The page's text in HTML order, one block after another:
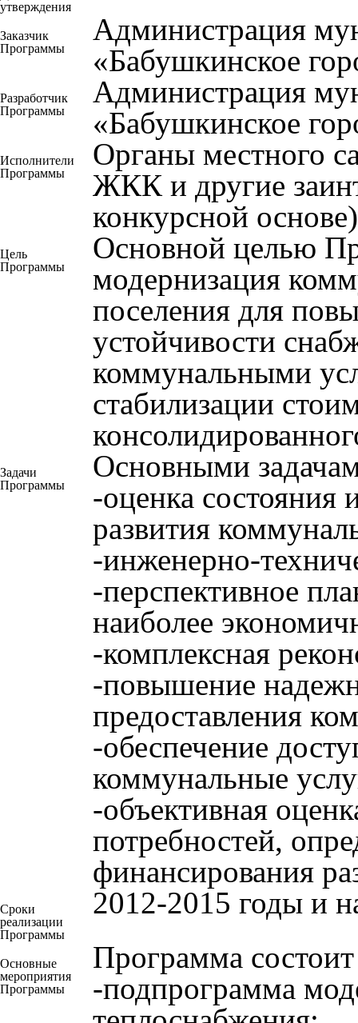
утверждения
Заказчик
Программы
Администрация
«Бабушкинское
Разработчик
Программы
Администрация
«Бабушкинское
Исполнители
Программы
Органы местного
ЖКК и другие
конкурсной
Цель
Программы
Основной целью
модернизация
поселения для
устойчивости
коммунальными
стабилизации
Задачи
Программы
Основными
-оценка состояния
развития
-инженерно-
-перспективное
наиболее
-комплексная
-повышение
предоставления
-обеспечение
коммунальные
-объективная
потребностей,
финансирования
Сроки
реализации
Программы
2012-2015 годы и
Основные
мероприятия
Программы
Программа
-подпрограмма